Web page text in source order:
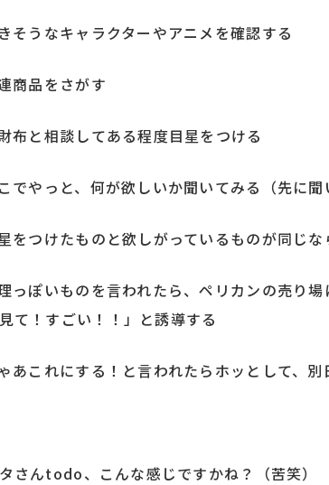
そうなキャラクターやアニメを確認する
商品をさがす
布と相談してある程度目星をつける
でやっと、何が欲しいか聞いてみる（先に聞
をつけたものと欲しがっているものが同じ
っぽいものを言われたら、ペリカンの売り
て！すごい！！」と誘導する
あこれにする！と言われたらホッとして、
さんtodo、こんな感じですかね？（苦笑）